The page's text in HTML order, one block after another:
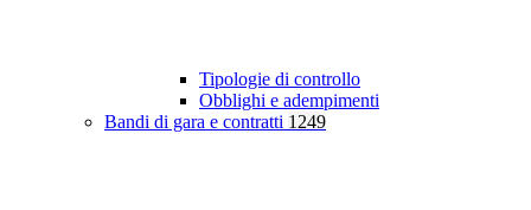
Tipologie di controllo
Obblighi e adempimenti
Bandi di gara e contratti 1249